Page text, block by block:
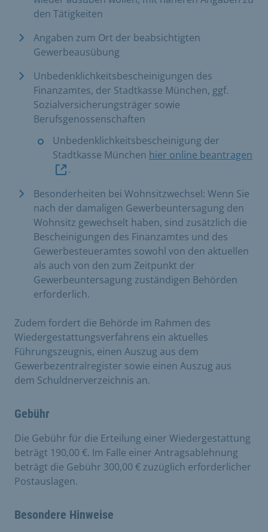
den Tätigkeiten
Angaben zum Ort der beabsichtigten
Gewerbeausübung
Unbedenklichkeitsbescheinigungen des
Finanzamtes, der Stadtkasse München, ggf.
Sozialversicherungsträger sowie
Berufsgenossenschaften
Unbedenklichkeitsbescheinigung der
Stadtkasse München hier online beantragen
.
Besonderheiten bei Wohnsitzwechsel: Wenn Sie
nach der damaligen Gewerbeuntersagung den
Wohnsitz gewechselt haben, sind zusätzlich die
Bescheinigungen des Finanzamtes und des
Gewerbesteueramtes sowohl von den aktuellen
als auch von den zum Zeitpunkt der
Gewerbeuntersagung zuständigen Behörden
erforderlich.
Zudem fordert die Behörde im Rahmen des
Wiedergestattungsverfahrens ein aktuelles
Führungszeugnis, einen Auszug aus dem
Gewerbezentralregister sowie einen Auszug aus
dem Schuldnerverzeichnis an.
Gebühr
Die Gebühr für die Erteilung einer Wiedergestattung
beträgt 190,00 €. Im Falle einer Antragsablehnung
beträgt die Gebühr 300,00 € zuzüglich erforderlicher
Postauslagen.
Besondere Hinweise